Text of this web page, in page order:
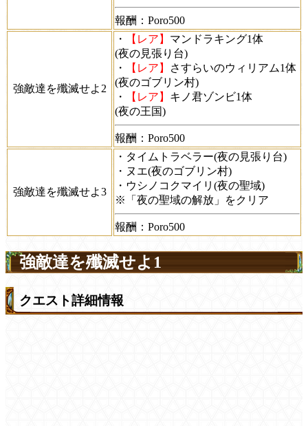
報酬：Poro500
強敵達を殲滅せよ2
・ 【レア】 マンドラキング1体
(夜の見張り台)
・
【レア】
さすらいのウィリアム1体
(夜のゴブリン村)
・
【レア】 キノ君ゾンビ1体
(夜の王国)
報酬：Poro500
強敵達を殲滅せよ3
・タイムトラベラー(夜の見張り台)
・ヌエ(夜のゴブリン村)
・ウシノコクマイリ(夜の聖域)
※「夜の聖域の解放」をクリア
報酬：Poro500
強敵達を殲滅せよ1
クエスト詳細情報